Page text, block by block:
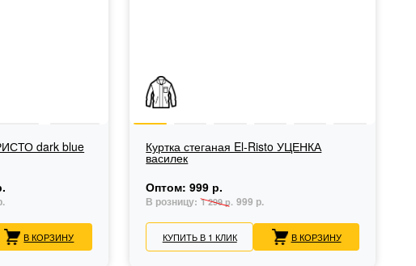
dark blue
В КОРЗИНУ
Куртка стеганая El-Risto УЦЕНКА
василек
Оптом:999 р.
В розницу:1 299 р. 999 р.
КУПИТЬ В 1 КЛИК В КОРЗИНУ